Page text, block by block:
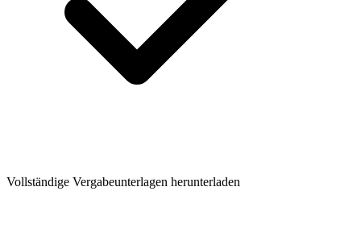
Vollständige Vergabeunterlagen herunterladen